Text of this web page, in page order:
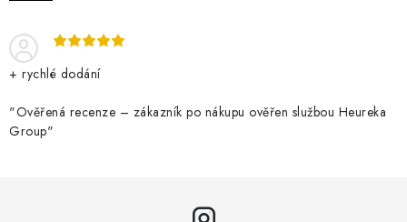
+ rychlé dodání
"Ověřená recenze – zákazník po nákupu ověřen službou Heureka
Group"